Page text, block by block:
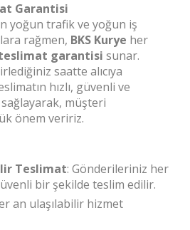
Garantisi
yoğun trafik ve yoğun iş
rağmen, BKS Kurye her
garantisi sunar.
saatte alıcıya
hızlı, güvenli ve
sağlayarak, müşteri
önem veririz.
Teslimat: Gönderileriniz her
bir şekilde teslim edilir.
an ulaşılabilir hizmet